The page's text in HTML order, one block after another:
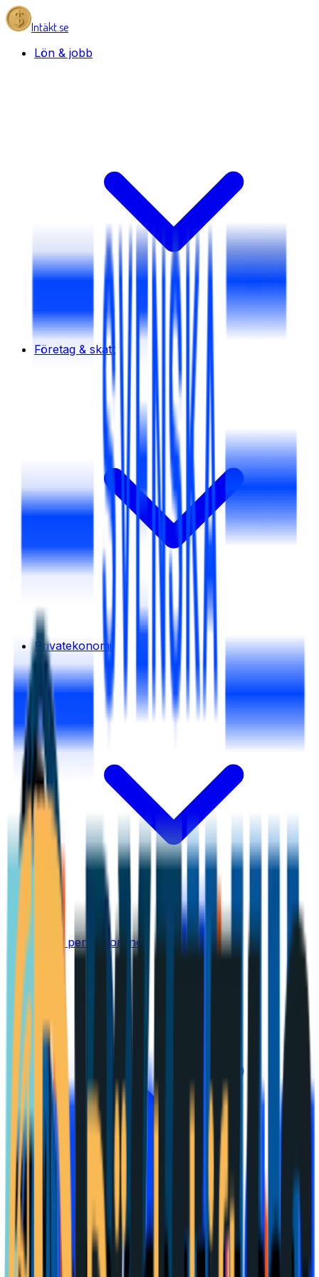
Intäkt.se
Lön & jobb
Företag & skatt
Privatekonomi
Tjäna pengar online
Meny
Lön & jobb